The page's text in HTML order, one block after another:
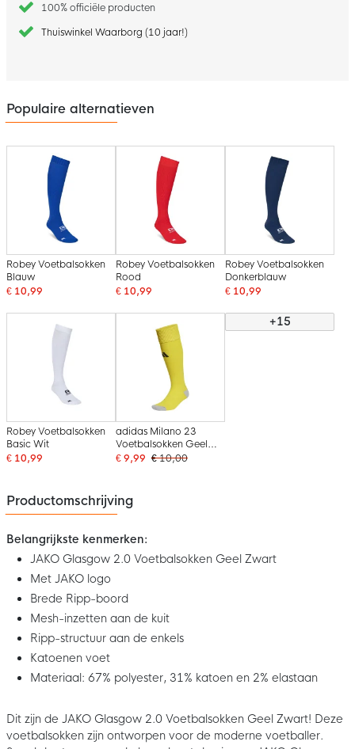
100% officiële producten
Thuiswinkel Waarborg (10 jaar!)
Populaire alternatieven
Robey Voetbalsokken
Blauw
€ 10,99
Robey Voetbalsokken
Rood
€ 10,99
Robey Voetbalsokken
Donkerblauw
€ 10,99
Robey Voetbalsokken
Basic Wit
€ 10,99
adidas Milano 23
Voetbalsokken Geel
Zwart
€ 9,99 € 10,00
+15
Productomschrijving
Belangrijkste kenmerken:
JAKO Glasgow 2.0 Voetbalsokken Geel Zwart
Met JAKO logo
Brede Ripp-boord
Mesh-inzetten aan de kuit
Ripp-structuur aan de enkels
Katoenen voet
Materiaal: 67% polyester, 31% katoen en 2% elastaan
Dit zijn de JAKO Glasgow 2.0 Voetbalsokken Geel Zwart! Deze
voetbalsokken zijn ontworpen voor de moderne voetballer.